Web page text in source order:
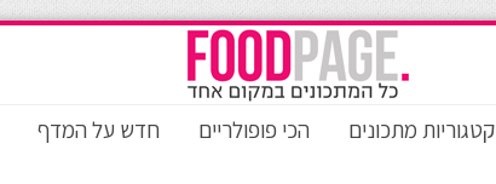
קטגוריות מתכונים הכי פופולריים חדש על המדף